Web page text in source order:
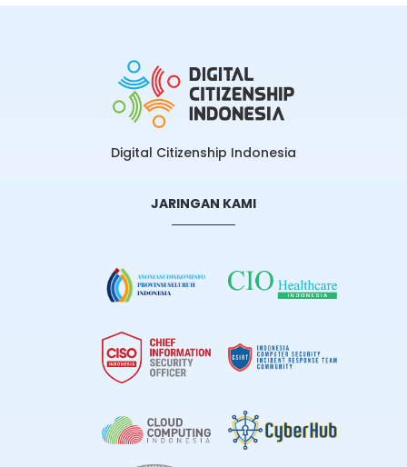
Digital Citizenship Indonesia
JARINGAN KAMI